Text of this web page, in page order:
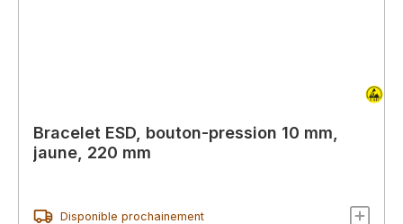
Bracelet ESD, bouton-pression 10 mm,
jaune, 220 mm
Disponible prochainement